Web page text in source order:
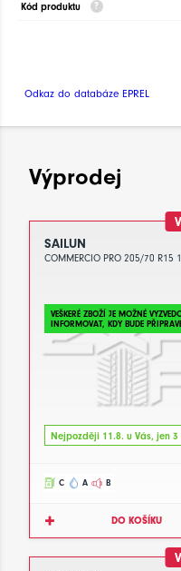
Kód produktu
Odkaz do databáze EPREL
Výprodej
SAILUN
COMMERCIO PRO 205/70 R15
VEŠKERÉ ZBOŽÍ JE MOŽNÉ
INFORMOVAT, KDY BUDE
Nejpozději 11.8. u Vás, jen 3
C A B
DO KOŠÍKU